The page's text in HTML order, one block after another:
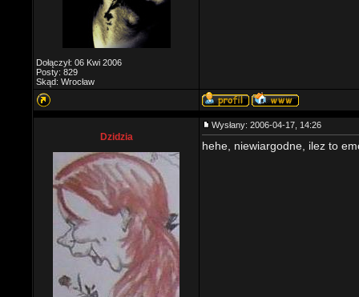
Dołączył: 06 Kwi 2006
Posty: 829
Skąd: Wrocław
Dzidzia
Wysłany: 2006-04-17, 14:26
hehe, niewiargodne, ilez to